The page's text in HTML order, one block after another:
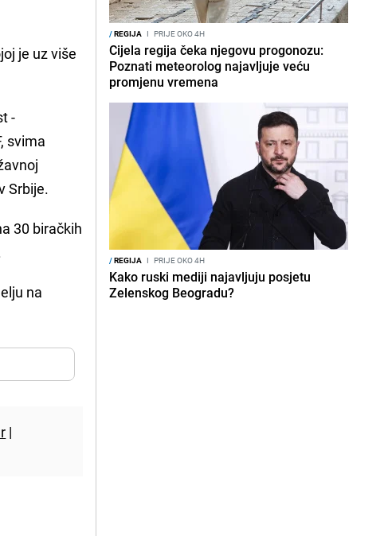
je uz više
-
svima
Srbije.
30 biračkih
na
|
/REGIJA I PRIJE OKO 4H
Cijela regija čeka njegovu progonozu:
Poznati meteorolog najavljuje veću
promjenu vremena
/REGIJA I PRIJE OKO 4H
Kako ruski mediji najavljuju posjetu
Zelenskog Beogradu?